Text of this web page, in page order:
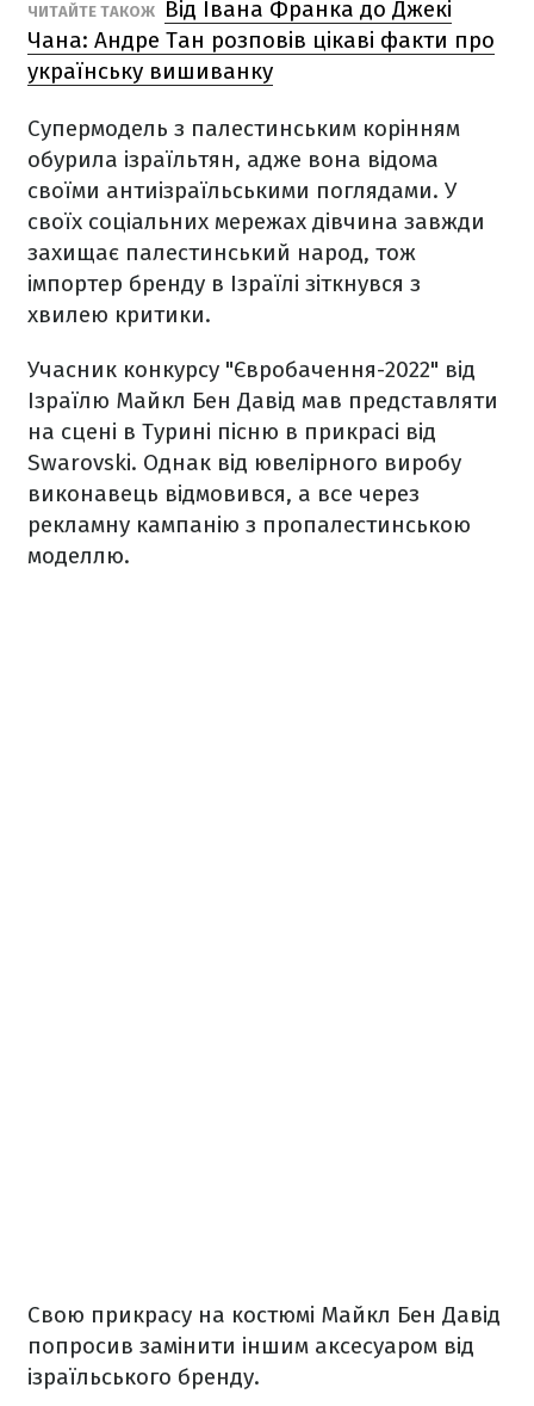
ЧИТАЙТЕ ТАКОЖ
Від Івана Франка до Джекі
Чана: Андре Тан розповів цікаві факти про
українську вишиванку
Супермодель з палестинським корінням
обурила ізраїльтян, адже вона відома
своїми антиізраїльськими поглядами. У
своїх соціальних мережах дівчина завжди
захищає палестинський народ, тож
імпортер бренду в Ізраїлі зіткнувся з
хвилею критики.
Учасник конкурсу "Євробачення-2022" від
Ізраїлю Майкл Бен Давід мав представляти
на сцені в Турині пісню в прикрасі від
Swarovski. Однак від ювелірного виробу
виконавець відмовився, а все через
рекламну кампанію з пропалестинською
моделлю.
Свою прикрасу на костюмі Майкл Бен Давід
попросив замінити іншим аксесуаром від
ізраїльського бренду.